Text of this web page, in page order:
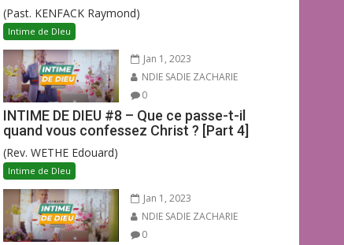
(Past. KENFACK Raymond)
Intime de DIeu
Jan 1, 2023
NDIE SADIE ZACHARIE
0
INTIME DE DIEU #8 – Que ce passe-t-il
quand vous confessez Christ ? [Part 4]
(Rev. WETHE Edouard)
Intime de DIeu
Jan 1, 2023
NDIE SADIE ZACHARIE
0